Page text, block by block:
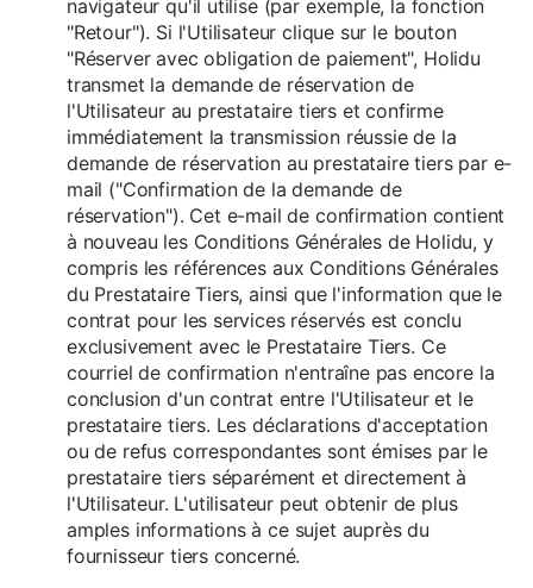
navigateur qu'il utilise (par exemple, la fonction
"Retour"). Si l'Utilisateur clique sur le bouton
"Réserver avec obligation de paiement", Holidu
transmet la demande de réservation de
l'Utilisateur au prestataire tiers et confirme
immédiatement la transmission réussie de la
demande de réservation au prestataire tiers par e-
mail ("Confirmation de la demande de
réservation"). Cet e-mail de confirmation contient
à nouveau les Conditions Générales de Holidu, y
compris les références aux Conditions Générales
du Prestataire Tiers, ainsi que l'information que le
contrat pour les services réservés est conclu
exclusivement avec le Prestataire Tiers. Ce
courriel de confirmation n'entraîne pas encore la
conclusion d'un contrat entre l'Utilisateur et le
prestataire tiers. Les déclarations d'acceptation
ou de refus correspondantes sont émises par le
prestataire tiers séparément et directement à
l'Utilisateur. L'utilisateur peut obtenir de plus
amples informations à ce sujet auprès du
fournisseur tiers concerné.